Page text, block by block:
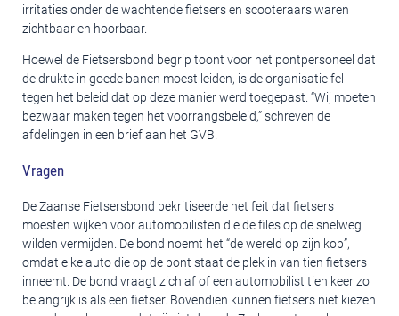
irritaties onder de wachtende fietsers en scooteraars waren
zichtbaar en hoorbaar.
Hoewel de Fietsersbond begrip toont voor het pontpersoneel dat
de drukte in goede banen moest leiden, is de organisatie fel
tegen het beleid dat op deze manier werd toegepast. “Wij moeten
bezwaar maken tegen het voorrangsbeleid,” schreven de
afdelingen in een brief aan het GVB.
Vragen
De Zaanse Fietsersbond bekritiseerde het feit dat fietsers
moesten wijken voor automobilisten die de files op de snelweg
wilden vermijden. De bond noemt het “de wereld op zijn kop”,
omdat elke auto die op de pont staat de plek in van tien fietsers
inneemt. De bond vraagt zich af of een automobilist tien keer zo
belangrijk is als een fietser. Bovendien kunnen fietsers niet kiezen